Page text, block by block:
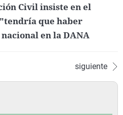
Civil insiste en el
que haber
en la DANA
siguiente